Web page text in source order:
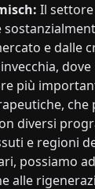
Il
e dalle
più
che
diversi
e regioni
possiamo
alle